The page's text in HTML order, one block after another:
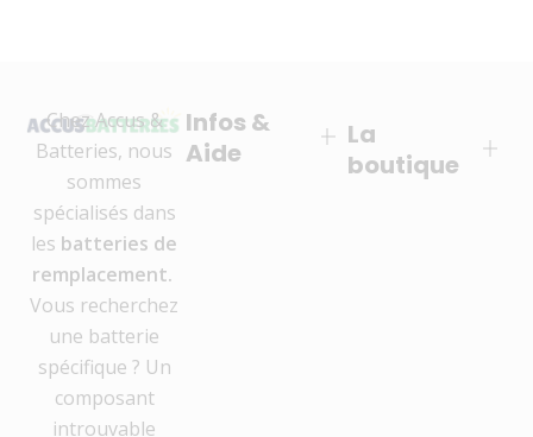
Chez Accus &
Batteries, nous
sommes
spécialisés dans
les batteries de
remplacement.
Vous recherchez
une batterie
spécifique ? Un
composant
introuvable
La
boutique
Infos &
Aide